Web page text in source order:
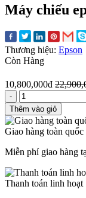
Máy chiếu
Thương hiệu: Epson
Còn Hàng
10,800,000đ
-
Thêm vào giỏ
Giao hàng toàn quốc
Miễn phí giao hàng
Thanh toán linh hoạt